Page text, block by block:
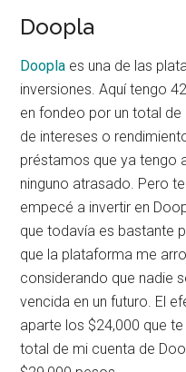
Doopla
Doopla es una de las
inversiones. Aquí tengo
en fondeo por un total
de intereses o
préstamos que ya tengo
ninguno atrasado. Pero
empecé a invertir en
que todavía es bastante
que la plataforma me
considerando que nadie
vencida en un futuro. El
aparte los $24,000 que
total de mi cuenta de